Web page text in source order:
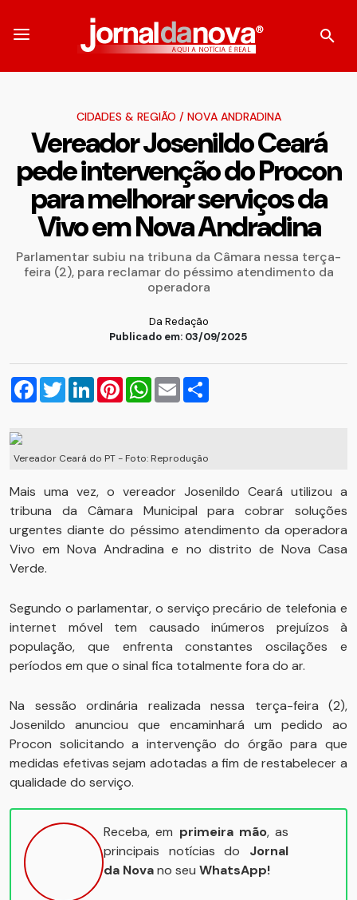
CIDADES & REGIÃO / NOVA ANDRADINA
Vereador Josenildo Ceará
pede intervenção do Procon
para melhorar serviços da
Vivo em Nova Andradina
Parlamentar subiu na tribuna da Câmara nessa terça-
feira (2), para reclamar do péssimo atendimento da
operadora
Da Redação
Publicado em: 03/09/2025
Facebook
TwitterLinkedInPinterestWhatsApp
Email
Vereador Ceará do PT - Foto: Reprodução
Mais uma vez, o vereador Josenildo Ceará utilizou a
tribuna da Câmara Municipal para cobrar soluções
urgentes diante do péssimo atendimento da operadora
Vivo em Nova Andradina e no distrito de Nova Casa
Verde.
Segundo o parlamentar, o serviço precário de telefonia e
internet móvel tem causado inúmeros prejuízos à
população, que enfrenta constantes oscilações e
períodos em que o sinal fica totalmente fora do ar.
Na sessão ordinária realizada nessa terça-feira (2),
Josenildo anunciou que encaminhará um pedido ao
Procon solicitando a intervenção do órgão para que
medidas efetivas sejam adotadas a fim de restabelecer a
qualidade do serviço.
Receba, em primeira mão, as
principais notícias do Jornal
da Novano seu WhatsApp!